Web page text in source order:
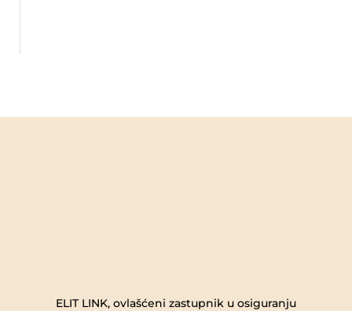
ELIT LINK, ovlašćeni zastupnik u osiguranju